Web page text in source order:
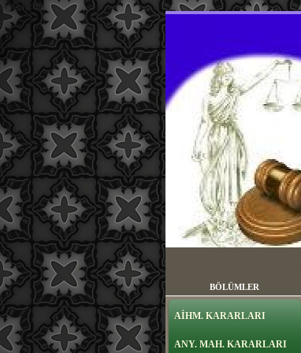
sayfa içeriği
BÖLÜMLER
AİHM. KARARLARI
ANY. MAH. KARARLARI